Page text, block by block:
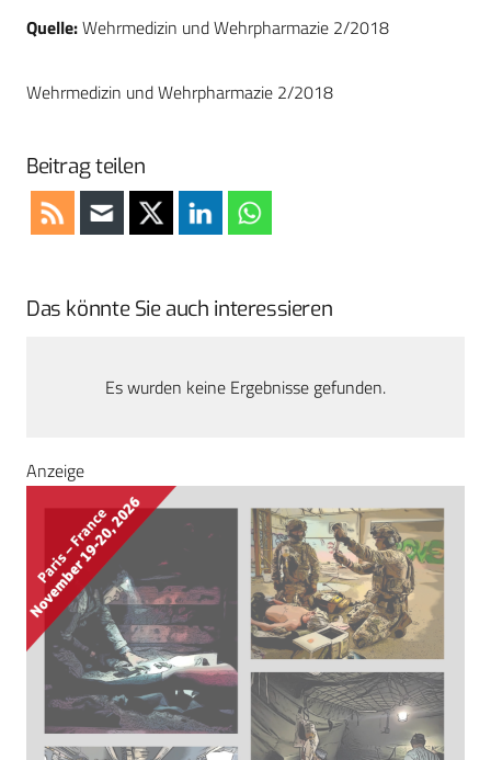
Quelle:Wehrmedizin und Wehrpharmazie 2/2018
Wehrmedizin und Wehrpharmazie 2/2018
Beitrag teilen
Das könnte Sie auch interessieren
Es wurden keine Ergebnisse gefunden.
Anzeige